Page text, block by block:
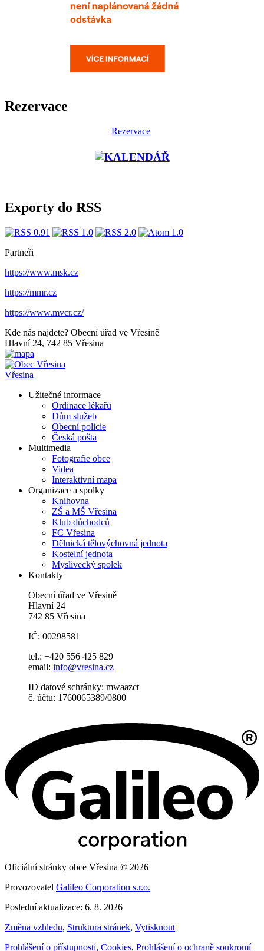
Rezervace
Rezervace
Exporty do RSS
Partneři
https://www.msk.cz
https://mmr.cz
https://www.mvcr.cz/
Kde nás najdete? Obecní úřad ve Vřesině
Hlavní 24, 742 85 Vřesina
Vřesina
Užitečné informace
Ordinace lékařů
Dům služeb
Obecní policie
Česká pošta
Multimedia
Fotografie obce
Videa
Interaktivní mapa
Organizace a spolky
Knihovna
ZŠ a MŠ Vřesina
Klub důchodců
FC Vřesina
Dělnická tělovýchovná jednota
Kostelní jednota
Myslivecký spolek
Kontakty
Obecní úřad ve Vřesině
Hlavní 24
742 85 Vřesina
IČ: 00298581
tel.: +420 556 425 829
email: info@vresina.cz
ID datové schránky: mwaazct
č. účtu: 1760065389/0800
Oficiální stránky obce Vřesina © 2026
Provozovatel Galileo Corporation s.r.o.
Poslední aktualizace: 6. 8. 2026
Změna vzhledu, Struktura stránek, Vytisknout
Prohlášení o přístupnosti, Cookies, Prohlášení o ochraně soukromí